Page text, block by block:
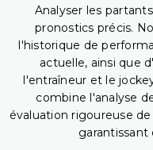
Analyser les
pronostics précis.
l'historique de
actuelle, ainsi que
l'entraîneur et le
combine l'analyse
évaluation rigoureuse
garantissant